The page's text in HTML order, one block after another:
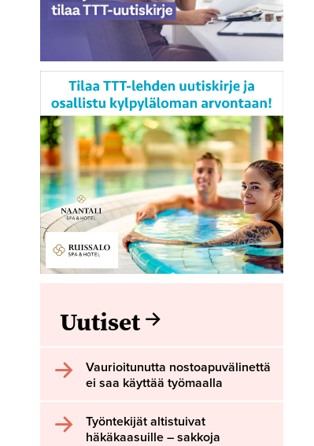
Uutiset
Vaurioitunutta nostoapuvälinettä
ei saa käyttää työmaalla
Työntekijät altistuivat
häkäkaasuille – sakkoja